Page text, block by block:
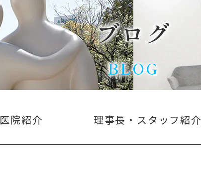
ブログ
BLOG
医院紹介 理事長・スタッフ紹介